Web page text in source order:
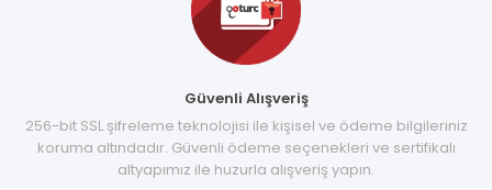
Güvenli Alışveriş
256-bit SSL şifreleme teknolojisi ile kişisel ve ödeme bilgileriniz
koruma altındadır. Güvenli ödeme seçenekleri ve sertifikalı
altyapımız ile huzurla alışveriş yapın.